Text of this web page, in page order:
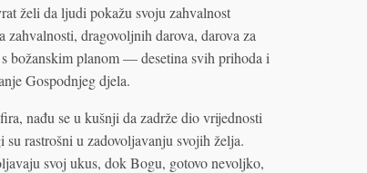
želi da ljudi pokažu svoju zahvalnost
dragovoljnih darova, darova za
božanskim planom — desetina svih prihoda i
Gospodnjeg djela.
nađu se u kušnji da zadrže dio vrijednosti
rastrošni u zadovoljavanju svojih želja.
svoj ukus, dok Bogu, gotovo nevoljko,